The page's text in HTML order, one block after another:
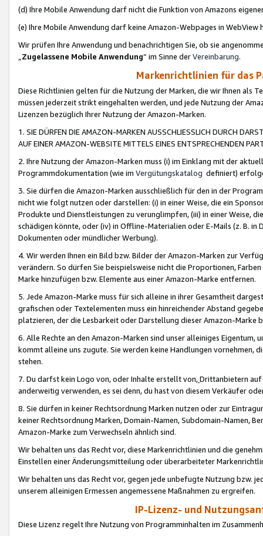
(d) Ihre Mobile Anwendung darf nicht die Funktion von Amazons
(e) Ihre Mobile Anwendung darf keine Amazon-Webpages in WebView
Wir prüfen Ihre Anwendung und benachrichtigen Sie, ob sie
„Zugelassene Mobile Anwendung“ im Sinne derVereinbarung.
Markenrichtlinien für das
Diese Richtlinien gelten für die Nutzung der Marken, die wir Ihnen als
müssen jederzeit strikt eingehalten werden, und jede Nutzung der
Lizenzen bezüglich Ihrer Nutzung der Amazon-Marken.
1. SIE DÜRFEN DIE AMAZON-MARKEN AUSSCHLIESSLICH DURCH
AUF EINER AMAZON-WEBSITE MITTELS EINES ENTSPRECHENDEN
2. Ihre Nutzung der Amazon-Marken muss (i) im Einklang mit der
Programmdokumentation (wie im Vergütungskatalog definiert)
3. Sie dürfen die Amazon-Marken ausschließlich für den in der
nicht wie folgt nutzen oder darstellen: (i) in einer Weise, die ein
Produkte und Dienstleistungen zu verunglimpfen, (iii) in einer Weise,
schädigen könnte, oder (iv) in Offline-Materialien oder E-Mails (z. B. in
Dokumenten oder mündlicher Werbung).
4. Wir werden Ihnen ein Bild bzw. Bilder der Amazon-Marken zur
verändern. So dürfen Sie beispielsweise nicht die Proportionen,
Marke hinzufügen bzw. Elemente aus einer Amazon-Marke entfernen.
5. Jede Amazon-Marke muss für sich alleine in ihrer Gesamtheit
grafischen oder Textelementen muss ein hinreichender Abstand
platzieren, der die Lesbarkeit oder Darstellung dieser Amazon-Marke
6. Alle Rechte an den Amazon-Marken sind unser alleiniges
kommt alleine uns zugute. Sie werden keine Handlungen vornehmen,
stehen.
7. Du darfst kein Logo von, oder Inhalte erstellt von,Drittanbietern auf
anderweitig verwenden, es sei denn, du hast von diesem Verkäufer
8. Sie dürfen in keiner Rechtsordnung Marken nutzen oder zur
keiner Rechtsordnung Marken, Domain-Namen, Subdomain-Namen,
Amazon-Marke zum Verwechseln ähnlich sind.
Wir behalten uns das Recht vor, diese Markenrichtlinien und die
Einstellen einer Änderungsmitteilung oder überarbeiteter
Wir behalten uns das Recht vor, gegen jede unbefugte Nutzung bzw.
unserem alleinigen Ermessen angemessene Maßnahmen zu ergreifen.
IP-Lizenz- und
Diese Lizenz regelt Ihre Nutzung von Programminhalten im